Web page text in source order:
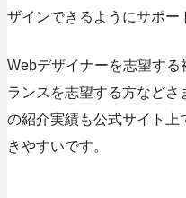
ザインできるようにサポー
Webデザイナーを志望す
ランスを志望する方など
の紹介実績も公式サイト
きやすいです。